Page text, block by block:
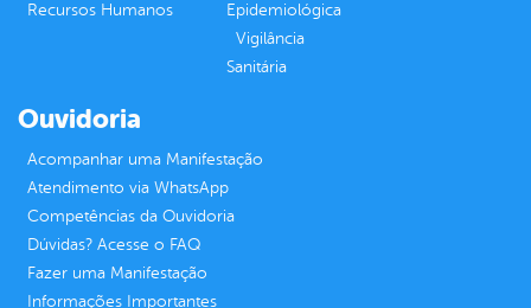
Recursos Humanos
Epidemiológica
Vigilância
Sanitária
Ouvidoria
Acompanhar uma Manifestação
Atendimento via WhatsApp
Competências da Ouvidoria
Dúvidas? Acesse o FAQ
Fazer uma Manifestação
Informações Importantes